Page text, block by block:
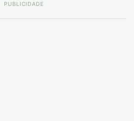
PUBLICIDADE